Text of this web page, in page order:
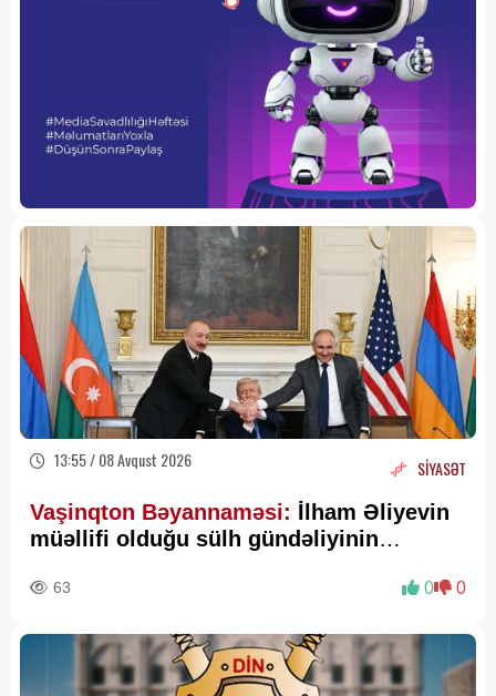
13:55 / 08 Avqust 2026 SİYASƏT
Vaşinqton Bəyannaməsi: İlham Əliyevin
müəllifi olduğu sülh gündəliyinin
63 0 0